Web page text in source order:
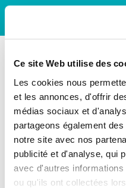
Ce site Web utilise des
Les cookies nous
et les annonces, d'offrir
médias sociaux et
partageons également
notre site avec nos
publicité et d'analyse, qui
avec d'autres
ou qu'ils ont collectées